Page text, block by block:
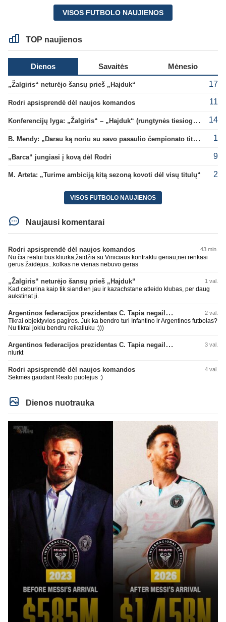
VISOS FUTBOLO NAUJIENOS
TOP naujienos
Dienos Savaitės Mėnesio
„Žalgiris“ neturėjo šansų prieš „Hajduk“ 17
Rodri apsisprendė dėl naujos komandos 11
Konferencijų lyga: „Žalgiris“ – „Hajduk“ (rungtynės tiesiogiai) 14
B. Mendy: „Darau ką noriu su savo pasaulio čempionato titulu“ 1
„Barca“ jungiasi į kovą dėl Rodri 9
M. Arteta: „Turime ambiciją kitą sezoną kovoti dėl visų titulų“ 2
VISOS FUTBOLO NAUJIENOS
Naujausi komentarai
Rodri apsisprendė dėl naujos komandos 43 min.
Nu čia realui bus kliurka,žaidžia su Viniciaus kontraktu geriau,nei renkasi
gerus žaidėjus...kolkas ne vienas nebuvo geras
„Žalgiris“ neturėjo šansų prieš „Hajduk“ 1 val.
Kad ceburina kaip tik siandien jau ir kazachstane atleido klubas, per daug
aukstinat ji.
Argentinos federacijos prezidentas C. Tapia negailėjo pagyrų G. Infantino 2 val.
Tikrai objektyvios pagiros. Juk ka bendro turi Infantino ir Argentinos futbolas?
Nu tikrai jokiu bendru reikaliuku :)))
Argentinos federacijos prezidentas C. Tapia negailėjo pagyrų G. Infantino 3 val.
niurkt
Rodri apsisprendė dėl naujos komandos 4 val.
Sėkmės gaudant Realo puolėjus :)
Dienos nuotrauka